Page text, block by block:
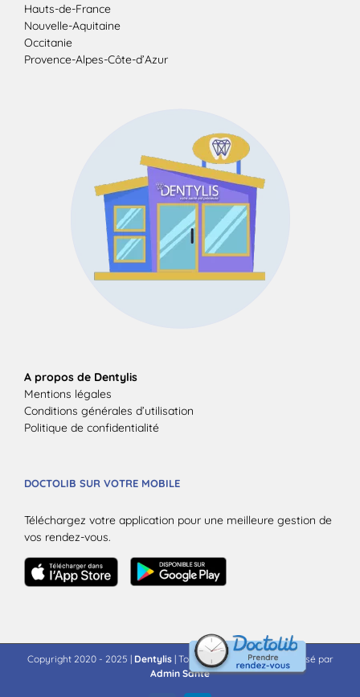
Hauts-de-France
Nouvelle-Aquitaine
Occitanie
Provence-Alpes-Côte-d’Azur
A propos de Dentylis
Mentions légales
Conditions générales d’utilisation
Politique de confidentialité
DOCTOLIB SUR VOTRE MOBILE
Téléchargez votre application pour une meilleure gestion de
vos rendez-vous.
Copyright 2020 - 2025 | Dentylis| Tous droits réservés | Propulsé par
Admin Santé